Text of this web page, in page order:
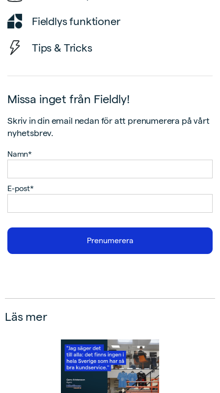
Fieldlys funktioner
Tips & Tricks
Missa inget från Fieldly!
Skriv in din email nedan för att prenumerera på vårt
nyhetsbrev.
Namn*
E-post*
Läs mer